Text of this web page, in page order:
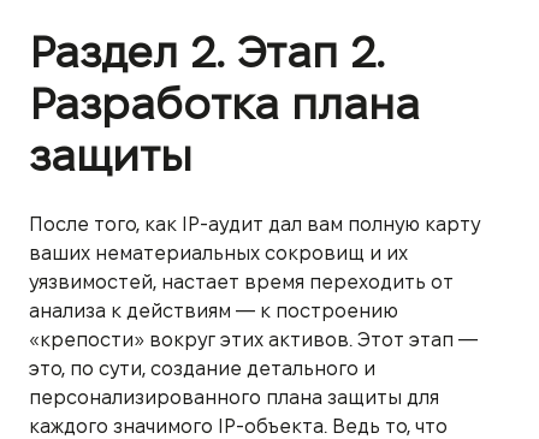
Раздел 2. Этап 2.
Разработка плана
защиты
После того, как IP-аудит дал вам полную карту
ваших нематериальных сокровищ и их
уязвимостей, настает время переходить от
анализа к действиям — к построению
«крепости» вокруг этих активов. Этот этап —
это, по сути, создание детального и
персонализированного плана защиты для
каждого значимого IP-объекта. Ведь то, что